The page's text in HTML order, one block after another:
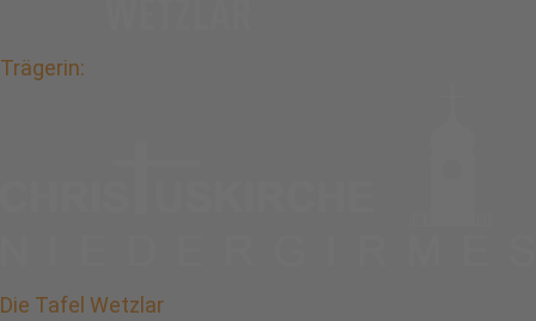
Trägerin:
Die Tafel Wetzlar